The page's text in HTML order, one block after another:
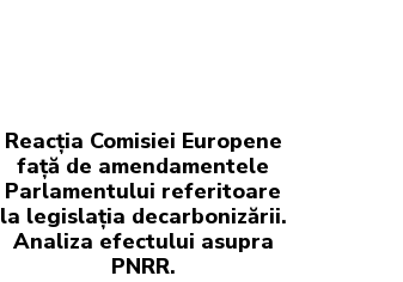
Reacția Comisiei Europene
față de amendamentele
Parlamentului referitoare
la legislația decarbonizării.
Analiza efectului asupra
PNRR.